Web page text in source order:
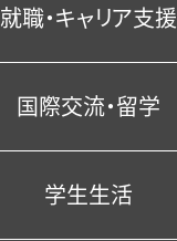
沿革
3つのポリシー
公表情報
学部・学科・コース
経済学科
経済学科の紹介
経営学科
就職・キャリア支援
キャリア教育
就職実績
国際交流・留学
国際交流・留学
学生生活